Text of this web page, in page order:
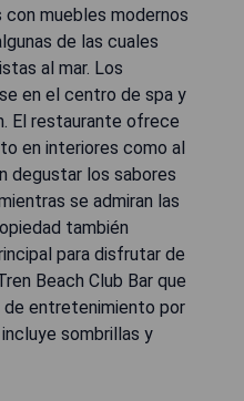
muebles modernos
de las cuales
al mar. Los
en el centro de spa y
El restaurante ofrece
en interiores como al
degustar los sabores
se admiran las
también
para disfrutar de
Beach Club Bar que
entretenimiento por
sombrillas y